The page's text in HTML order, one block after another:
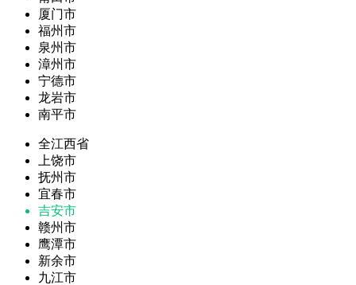
厦门市
福州市
泉州市
漳州市
宁德市
龙岩市
南平市
全江西省
上饶市
抚州市
宜春市
吉安市
赣州市
鹰潭市
新余市
九江市